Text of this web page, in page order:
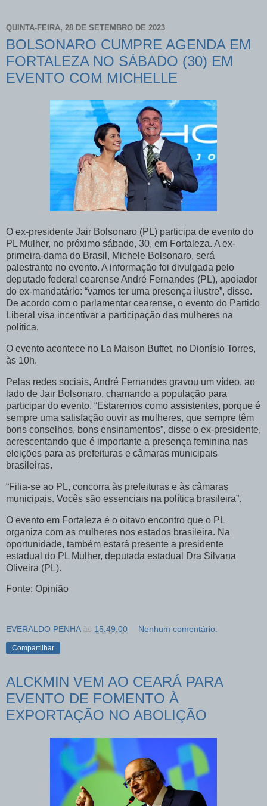
QUINTA-FEIRA, 28 DE SETEMBRO DE 2023
BOLSONARO CUMPRE AGENDA EM
FORTALEZA NO SÁBADO (30) EM
EVENTO COM MICHELLE
O ex-presidente Jair Bolsonaro (PL) participa de evento do
PL Mulher, no próximo sábado, 30, em Fortaleza. A ex-
primeira-dama do Brasil, Michele Bolsonaro, será
palestrante no evento. A informação foi divulgada pelo
deputado federal cearense André Fernandes (PL), apoiador
do ex-mandatário: “vamos ter uma presença ilustre”, disse.
De acordo com o parlamentar cearense, o evento do Partido
Liberal visa incentivar a participação das mulheres na
política.
O evento acontece no La Maison Buffet, no Dionísio Torres,
às 10h.
Pelas redes sociais, André Fernandes gravou um vídeo, ao
lado de Jair Bolsonaro, chamando a população para
participar do evento. “Estaremos como assistentes, porque é
sempre uma satisfação ouvir as mulheres, que sempre têm
bons conselhos, bons ensinamentos”, disse o ex-presidente,
acrescentando que é importante a presença feminina nas
eleições para as prefeituras e câmaras municipais
brasileiras.
“Filia-se ao PL, concorra às prefeituras e às câmaras
municipais. Vocês são essenciais na política brasileira”.
O evento em Fortaleza é o oitavo encontro que o PL
organiza com as mulheres nos estados brasileira. Na
oportunidade, também estará presente a presidente
estadual do PL Mulher, deputada estadual Dra Silvana
Oliveira (PL).
Fonte: Opinião
EVERALDO PENHA às 15:49:00 Nenhum comentário:
Compartilhar
ALCKMIN VEM AO CEARÁ PARA
EVENTO DE FOMENTO À
EXPORTAÇÃO NO ABOLIÇÃO